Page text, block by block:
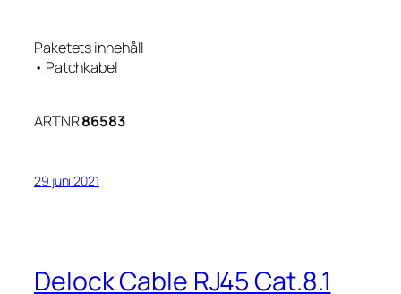
Paketets innehåll
• Patchkabel
ARTNR86583
29 juni 2021
Delock Cable RJ45 Cat.8.1